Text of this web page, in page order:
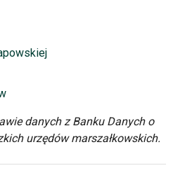
danych z Banku Danych o
urzędów marszałkowskich.